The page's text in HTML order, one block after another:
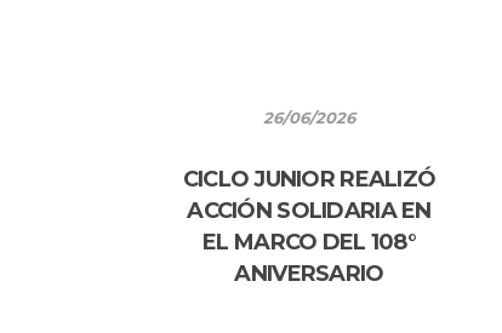
26/06/2026
CICLO JUNIOR REALIZÓ
ACCIÓN SOLIDARIA EN
EL MARCO DEL 108°
ANIVERSARIO